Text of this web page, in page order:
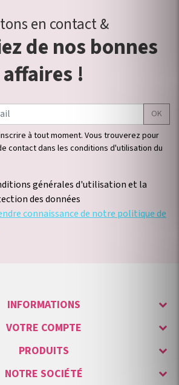
en contact &
de nos bonnes
affaires !
OK
à tout moment. Vous trouverez pour
contact dans les conditions d'utilisation du
générales d'utilisation et la
des données
connaissance de notre politique de
INFORMATIONS
VOTRE COMPTE
PRODUITS
NOTRE SOCIÉTÉ